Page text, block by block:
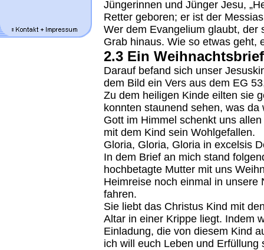
Jüngerinnen und Jünger Jesu,
Retter geboren; er ist der
Wer dem Evangelium glaubt, der
Grab hinaus. Wie so etwas geht,
2.3 Ein Weihnachtsbrief
Darauf befand sich unser
dem Bild ein Vers aus dem EG
Zu dem heiligen Kinde eilten sie
konnten staunend sehen, was da
Gott im Himmel schenkt uns allen
mit dem Kind sein Wohlgefallen.
Gloria, Gloria, Gloria in excelsis
In dem Brief an mich stand
hochbetagte Mutter mit uns
Heimreise noch einmal in
fahren.
Sie liebt das Christus Kind mit
Altar in einer Krippe liegt. Indem
Einladung, die von diesem Kind
ich will euch Leben und Erfüllung